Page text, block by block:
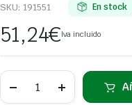
SKU: 191551 En stock
51,24€Iva incluido
CENTRALITA
AIRBAG